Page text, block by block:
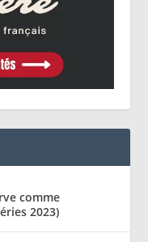
comme
2023)